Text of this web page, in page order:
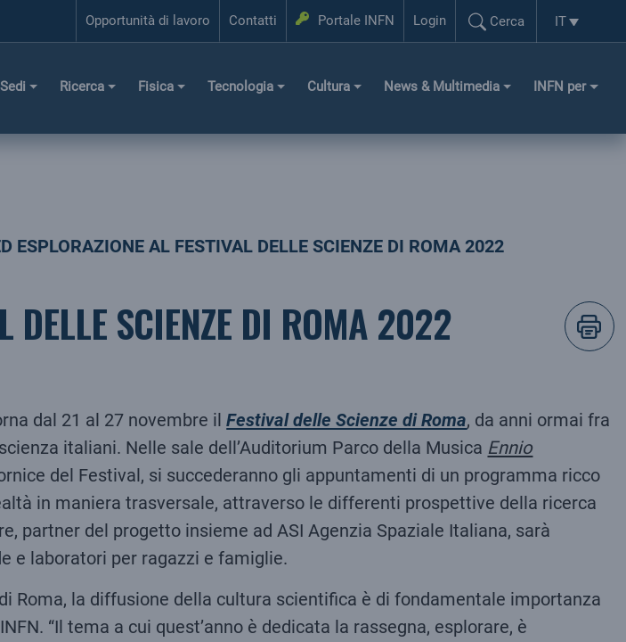
Opportunità di lavoro Contatti Portale INFN Login
Login
Cerca
Cerca...
Selezione
IT
Sedi Ricerca Fisica Tecnologia Cultura News & Multimedia INFN per
ESPLORAZIONE AL FESTIVAL DELLE SCIENZE DI ROMA 2022
DELLE SCIENZE DI ROMA 2022
dal 21 al 27 novembre ilFestival delle Scienze di Roma, da anni ormai fra
italiani. Nelle sale dell’Auditorium Parco della Musica Ennio
del Festival, si succederanno gli appuntamenti di un programma ricco
in maniera trasversale, attraverso le differenti prospettive della ricerca
partner del progetto insieme ad ASI Agenzia Spaziale Italiana, sarà
e laboratori per ragazzi e famiglie.
Roma, la diffusione della cultura scientifica è di fondamentale importanza
“Il tema a cui quest’anno è dedicata la rassegna, esplorare, è